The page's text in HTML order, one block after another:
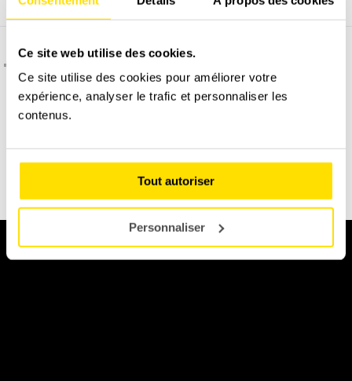
Ce site web utilise des cookies.
Ce site utilise des cookies pour améliorer votre
expérience, analyser le trafic et personnaliser les
contenus.
Tout autoriser
Personnaliser
C'est quoi l'assurance dégâts matériel ?
DÉCOUVREZ NOTRE ALPINE A110